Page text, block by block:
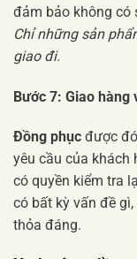
đảm bảo không có
Chỉ những sản
giao đi.
Bước 7: Giao hàng
Đồng phục được
yêu cầu của khách
có quyền kiểm tra
có bất kỳ vấn đề
thỏa đáng.